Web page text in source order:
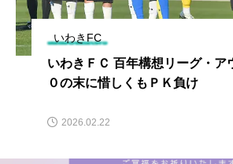
いわきFC
いわきＦＣ 百年構想リーグ・ア
０の末に惜しくもＰＫ負け
2026.02.22